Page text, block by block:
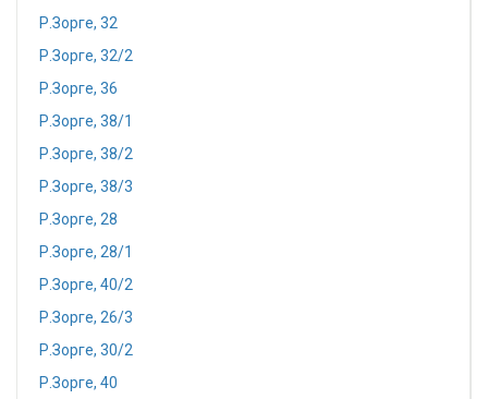
Р.Зорге, 32
Р.Зорге, 32/2
Р.Зорге, 36
Р.Зорге, 38/1
Р.Зорге, 38/2
Р.Зорге, 38/3
Р.Зорге, 28
Р.Зорге, 28/1
Р.Зорге, 40/2
Р.Зорге, 26/3
Р.Зорге, 30/2
Р.Зорге, 40